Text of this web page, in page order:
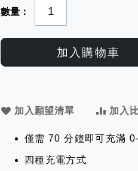
數量
加入購物車
加入願望清單 加入
僅需 70 分鐘即可充滿
四種充電方式